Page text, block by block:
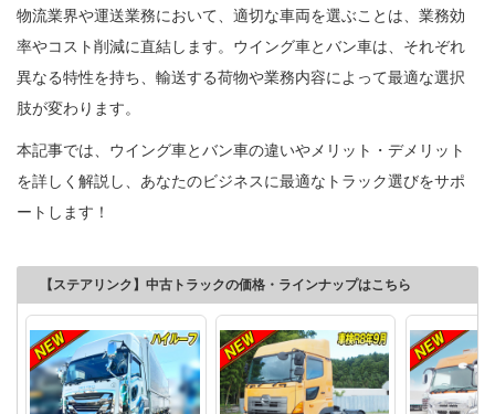
物流業界や運送業務において、適切な車両を選ぶことは、業務効
率やコスト削減に直結します。ウイング車とバン車は、それぞれ
異なる特性を持ち、輸送する荷物や業務内容によって最適な選択
肢が変わります。
本記事では、ウイング車とバン車の違いやメリット・デメリット
を詳しく解説し、あなたのビジネスに最適なトラック選びをサポ
ートします！
【ステアリンク】中古トラックの価格・ラインナップはこちら